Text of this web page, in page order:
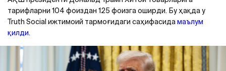
тарифларни 104 фоиздан 125 фоизга оширди. Бу ҳақда у
Truth Social ижтимоий тармоғидаги саҳифасидамаълум
қилди.